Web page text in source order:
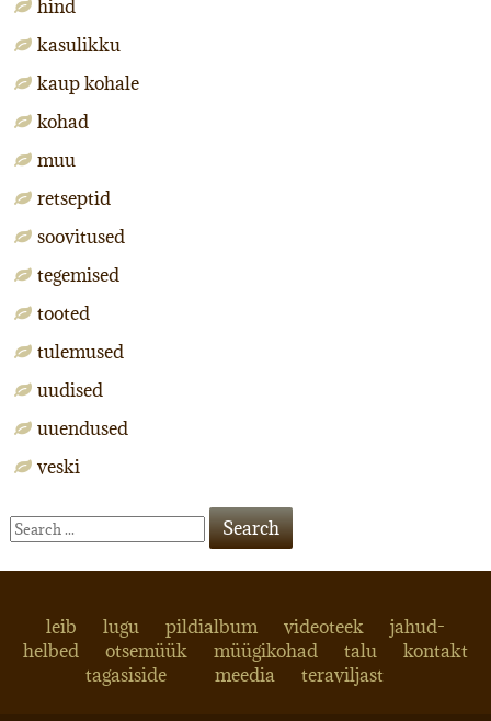
hind
kasulikku
kaup kohale
kohad
muu
retseptid
soovitused
tegemised
tooted
tulemused
uudised
uuendused
veski
leib lugu pildialbum videoteek
jahud-
helbed
otsemüük müügikohad talu
kontakt
tagasiside
meedia teraviljast